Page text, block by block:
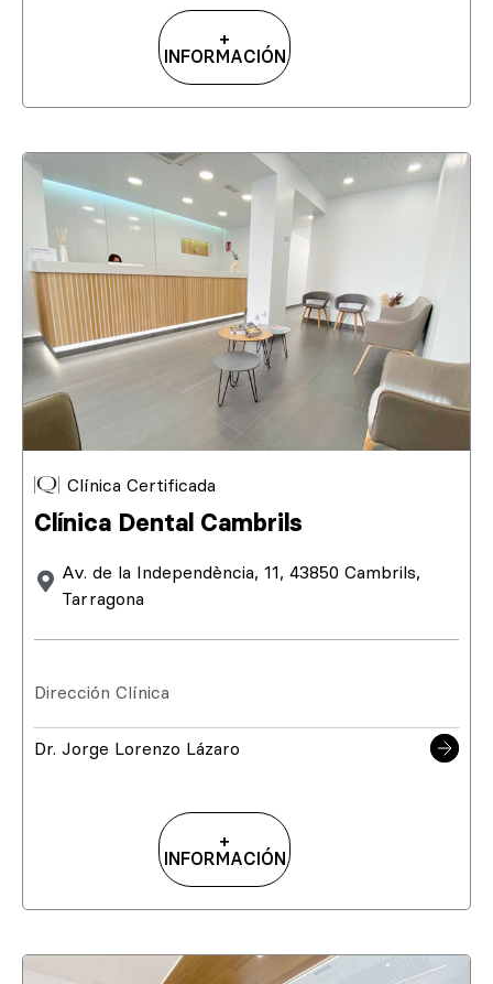
+
INFORMACIÓN
Clínica Certificada
Clínica Dental Cambrils
Av. de la Independència, 11, 43850 Cambrils,
Tarragona
Dirección Clínica
Dr. Jorge Lorenzo Lázaro
+
INFORMACIÓN